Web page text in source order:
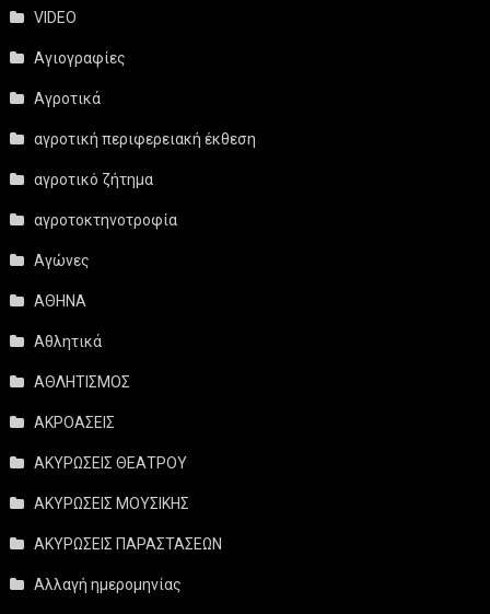
VIDEO
Αγιογραφίες
Αγροτικά
αγροτική περιφερειακή έκθεση
αγροτικό ζήτημα
αγροτοκτηνοτροφία
Αγώνες
ΑΘΗΝΑ
Αθλητικά
ΑΘΛΗΤΙΣΜΟΣ
ΑΚΡΟΑΣΕΙΣ
ΑΚΥΡΩΣΕΙΣ ΘΕΑΤΡΟΥ
ΑΚΥΡΩΣΕΙΣ ΜΟΥΣΙΚΗΣ
ΑΚΥΡΩΣΕΙΣ ΠΑΡΑΣΤΑΣΕΩΝ
Αλλαγή ημερομηνίας